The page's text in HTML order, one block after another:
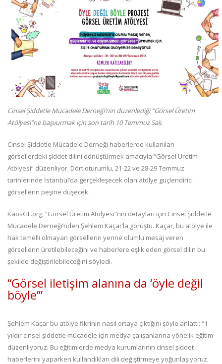
Cinsel Şiddetle Mücadele Derneği’nin düzenlediği “Görsel Üretim
Atölyesi”ne başvurmak için son tarih 10 Temmuz Salı.
Cinsel Şiddetle Mücadele Derneği haberlerde kullanılan
görsellerdeki şiddet dilini dönüştürmek amacıyla “Görsel Üretim
Atölyesi” düzenliyor. Dört oturumlu, 21-22 ve 28-29 Temmuz
tarihlerinde İstanbul’da gerçekleşecek olan atölye güçlendirici
görsellerin peşine düşecek.
KaosGL.org, “Görsel Üretim Atölyesi”nin detayları için Cinsel Şiddetle
Mücadele Derneği’nden Şehlem Kaçar’la görüştü. Kaçar, bu atölye ile
hak temelli olmayan görsellerin yerine olumlu mesaj veren
görsellerin üretilebileceğini ve haberlere eşlik eden görsel dilin bu
şekilde değiştirilebileceğini söyledi.
“Görsel iletişim alanına da ‘öyle değil
böyle’”
Şehlem Kaçar bu atölye fikrinin nasıl ortaya çıktığını şöyle anlattı: “1
yıldır cinsel şiddetle mücadele için medya çalışanlarına yönelik eğitim
düzenliyoruz. Bu eğitimlerde medya kurumlarının cinsel şiddet
haberlerini yaparken kullandıkları dili değiştirmeye yoğunlaşıyoruz.